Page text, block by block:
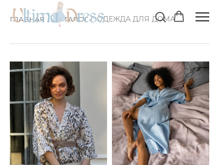
ГЛАВНАЯ / КАТАЛОГ / ОДЕЖДА ДЛЯ ДОМА